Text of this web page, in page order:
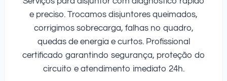
e preciso. Trocamos disjuntores queimados,
corrigimos sobrecarga, falhas no quadro,
quedas de energia e curtos. Profissional
certificado garantindo segurança, proteção do
circuito e atendimento imediato 24h.